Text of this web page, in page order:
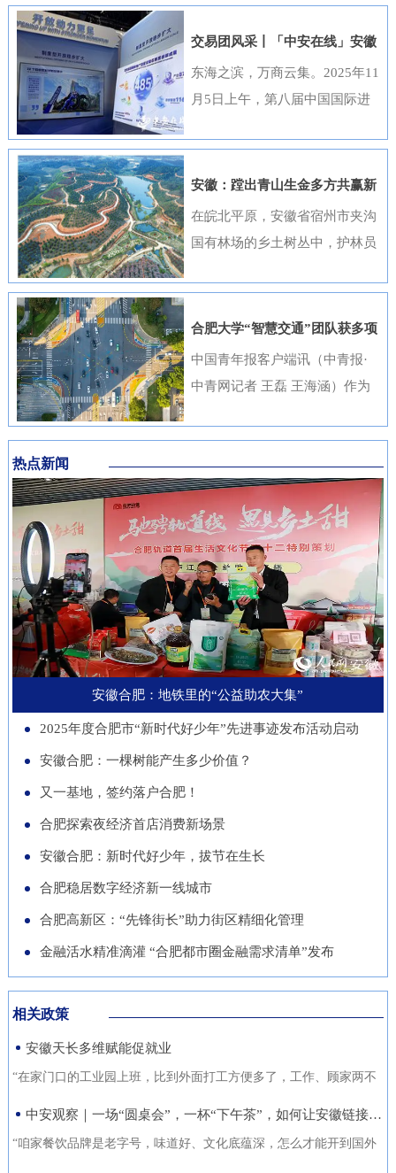
出，选送的四部作品全部获奖，
获奖数量位居全国首位，并荣
来，邮储银行安徽省分行高度重
应、热情参与。95名员工利用业
余时间潜心创作，共提交89件作
品。经过严格遴选，41件优秀作
《廉心清颂》《缝隙》等获奖作
品构思精巧、寓意深刻，将廉洁
内涵与传统文化元素相融合，充
面的扎实成效。近年来，邮储银
行安徽省分行始终将清廉金融文
化建设摆在重要位置，通过常态
化教育、制度完善与持续宣传，
推动廉洁理念内化于心、外化于
行。在开展正面宣传教育的同
时，该行也注重警示教育，特别
是面向党员领导干部开展“以案
示警、以案为戒、以案促改”专
题教育，着力构建“不敢腐、不
能腐、不想腐”的长效机制，引
态。
交易团风采丨「中安在线」安徽
元素闪耀进博会
东海之滨，万商云集。2025年11
月5日上午，第八届中国国际进
在上海开幕，安徽交易团携科技
创新成果与厚重文化底蕴再度亮
参会工作，已于9月20日在合肥
进博会外企（安徽）供需对接暨
投资交流活动”，会上，130余家
安徽本土知名企业与21家进博会
系。在本届进博会上，来自安徽
的科技企业带来多件实物展品在
中国馆展出，此外，淮南、池州
等地市的老字号、非遗项目也展
示安徽丰富的文化底蕴。进博八
年，安徽从一个“采购者”，努力
成为“战略合作者”，合作模式也
从单纯的“买产品”向“引技术、
促升级”深化。今年安徽交易团
负责组织新兴产业相关单位参会
招商。这一切都服务于一个更精
准的目标：通过进博会，赋能安
徽正在全力发展的重点产业，努
力推动展商变投资商。科技与开
最快汽车仰望U9、在2025机器
人足球世界杯上夺冠的人形机器
人、可
安徽：蹚出青山生金多方共赢新
路径
在皖北平原，安徽省宿州市夹沟
国有林场的乡土树丛中，护林员
南山区，歙县桂林国有林场的林
下基地里，农户忙着采收黄栀
林，从各自为战到联农共富，安
色变革，在守护江淮生态屏障的
同时，蹚出了一条生态效益、经
济效益、社会效益共赢的新路
径。作为全国林业大省，安徽现
有国有林场100个，经营总面积
超400万亩。近年来，安徽深入
贯彻落实习近平生态文明思想，
以国有林场改革为契机，通过创
新经营模式、拓展产业维度、深
化联农机制，让昔日“只守青山
的“助推器”、绿色经济的“新引
擎”。 扩绿兴绿护绿 筑牢美丽安
徽生态屏障清晨五点，潜山市驼
岭国有林场东风管护点，今年57
1988年参加工作起，这条巡山路
合肥大学“智慧交通”团队获多项
重要进展
中国青年报客户端讯（中青报·
中青网记者 王磊 王海涵）作为
局城市，合肥正在着力打造低空
经济“前沿阵地”。合肥大学“智
慧交通”团队正在基础理论、关
键核心技术、人才队伍、产业发
展等方面全面发力，着力支撑合
肥打造综合交通枢纽科技力量。
近年来，合肥大学智能建造与交
通学院积极布局低空交通发展新
赛道，打造安徽省智慧交通大数
据分析与应用工程实验室等学科
交叉创新平台，联合头部企业开
展低空物流、城市应急等多应用
场景技术攻关。2025年，团
队“基于无人机空天信息的高速
路施工全过程的可视化、智能化
监管需求，通过无人机与 AI 算
法结合，实现高速公路施工安全
隐患实时识别与动态预警，构建
交通领航人才实训基地建设，将
热点新闻
安徽合肥：地铁里的“公益助农大集”
2025年度合肥市“新时代好少年”先进事迹发布活动启动
安徽合肥：一棵树能产生多少价值？
又一基地，签约落户合肥！
合肥探索夜经济首店消费新场景
安徽合肥：新时代好少年，拔节在生长
合肥稳居数字经济新一线城市
合肥高新区：“先锋街长”助力街区精细化管理
金融活水精准滴灌 “合肥都市圈金融需求清单”发布
相关政策
安徽天长多维赋能促就业
“在家门口的工业园上班，比到外面打工方便多了，工作、顾家两不
中安观察｜一场“圆桌会”，一杯“下午茶”，如何让安徽链接世界？
“咱家餐饮品牌是老字号，味道好、文化底蕴深，怎么才能开到国外